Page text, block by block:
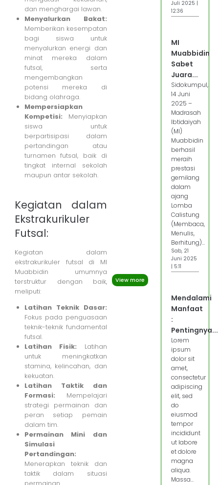
dan menghargai lawan.
Menyalurkan Bakat:
Memberikan kesempatan
bagi siswa untuk
menyalurkan energi dan
minat mereka dalam
futsal, serta
mengembangkan
potensi mereka di
bidang olahraga.
Mempersiapkan
Kompetisi: Menyiapkan
siswa untuk
berpartisipasi dalam
pertandingan atau
turnamen futsal, baik di
tingkat internal sekolah
maupun antar sekolah.
Kegiatan dalam
Ekstrakurikuler
Futsal:
Kegiatan dalam
ekstrakurikuler futsal di MI
Muabbidin umumnya
terstruktur dengan baik,
meliputi:
Latihan Teknik Dasar:
Fokus pada penguasaan
teknik-teknik fundamental
futsal.
Latihan Fisik: Latihan
untuk meningkatkan
stamina, kelincahan, dan
kekuatan.
Latihan Taktik dan
Formasi: Mempelajari
strategi permainan dan
peran setiap pemain
dalam tim.
Permainan Mini dan
Simulasi
Pertandingan:
Menerapkan teknik dan
taktik dalam situasi
View more
Juli 2025 |
12:36
MI
Muabbidin
Sabet
Juara...
Sidokumpul,
14 Juni
2025 –
Madrasah
Ibtidaiyah
(MI)
Muabbidin
berhasil
meraih
prestasi
gemilang
dalam
ajang
Lomba
Calistung
(Membaca,
Menulis,
Berhitung)...
Sab, 21
Juni 2025
| 5:11
Mendalami
Manfaat
:
Pentingnya...
Lorem
ipsum
dolor sit
amet,
consectetur
adipiscing
elit, sed
do
eiusmod
tempor
incididunt
ut labore
et dolore
magna
aliqua.
Massa...